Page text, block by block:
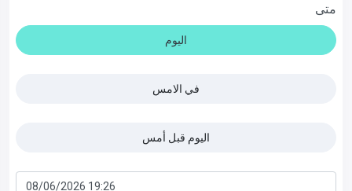
متى
اليوم
في الامس
اليوم قبل أمس